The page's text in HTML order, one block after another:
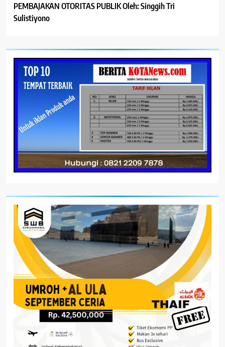
PEMBAJAKAN OTORITAS PUBLIK Oleh: Singgih Tri
Sulistiyono